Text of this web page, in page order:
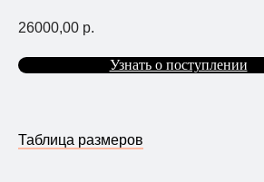
26000,00 р.
Узнать о поступлении
Таблица размеров